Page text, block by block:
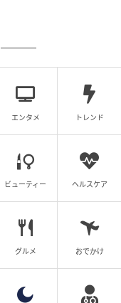
よく分からない
じる訳ありキャラ
、新たな挑戦を
きる。自分のルー
、人との関係には
うした“大人なのに
両方で演じられる
ためて見返した
親子とのあたたか
エンタメ トレンド
ビューティー ヘルスケア
グルメ おでかけ